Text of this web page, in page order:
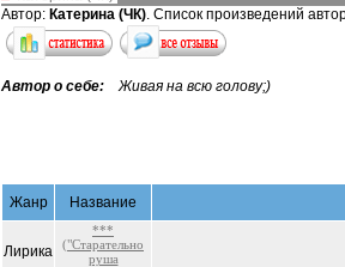
Автор: Катерина (ЧК). Список произведений
Автор о себе: Живая на всю голову;)
Жанр Название
Лирика
***
("Старательно
руша